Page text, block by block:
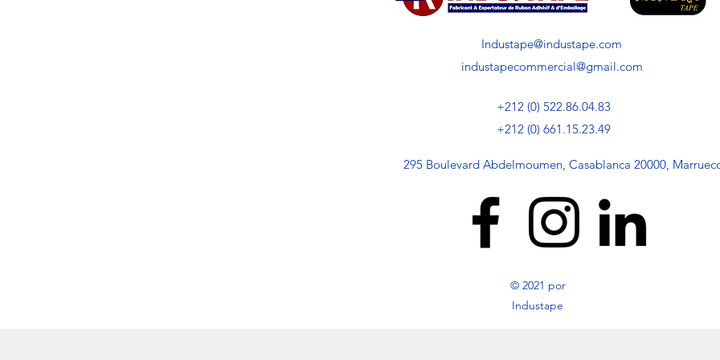
Industape@industape.com
industapecommercial@gmail.com
+212 (0) 522.86.04.83
+212 (0) 661.15.23.49
295 Boulevard Abdelmoumen, Casablanca 20000,
© 2021 por
Industape